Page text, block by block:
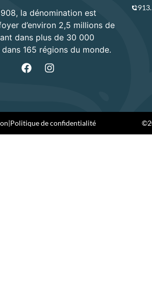
la dénomination est
d’environ 2,5 millions de
dans plus de 30 000
165 régions du monde.
|Politique de confidentialité